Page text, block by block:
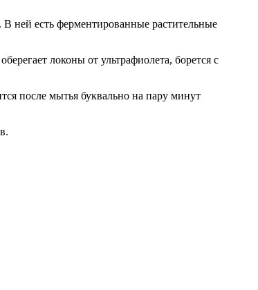
ней есть ферментированные растительные
локоны от ультрафиолета, борется с
после мытья буквально на пару минут